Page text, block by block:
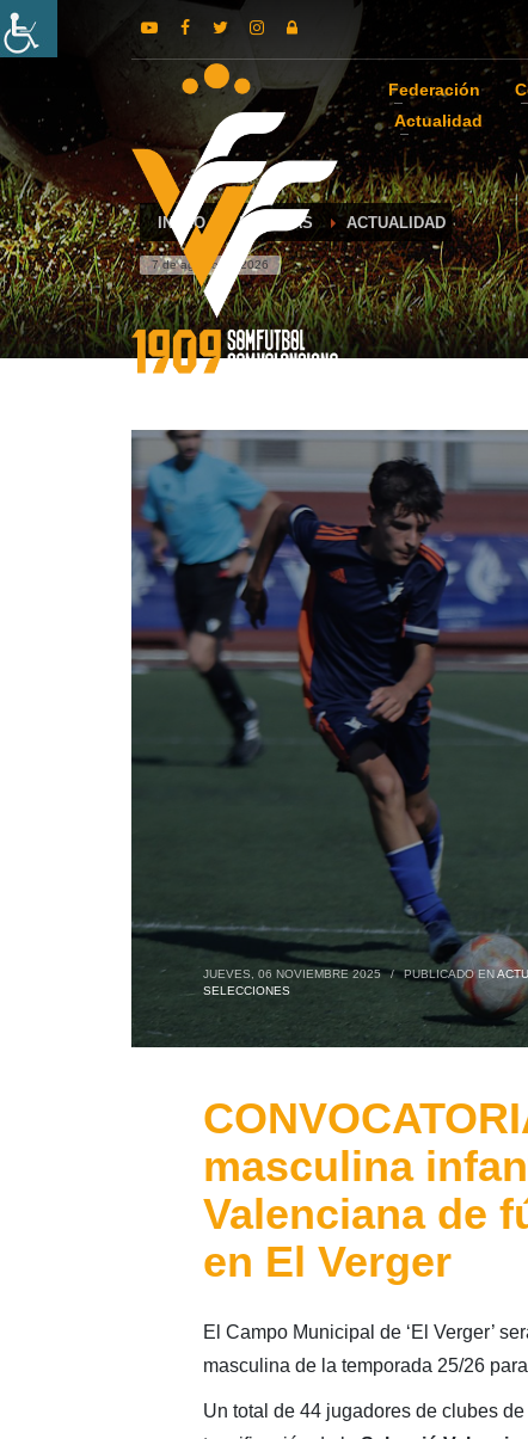
Federación
Actualidad
INICIO NOTICIAS ACTUALIDAD
7 de agosto de 2026
JUEVES, 06 NOVIEMBRE 2025 / PUBLICADO EN
SELECCIONES
masculina
Valenciana de
en El Verger
El Campo Municipal de ‘El Verger’
masculina de la temporada 25/26
Un total de 44 jugadores de clubes